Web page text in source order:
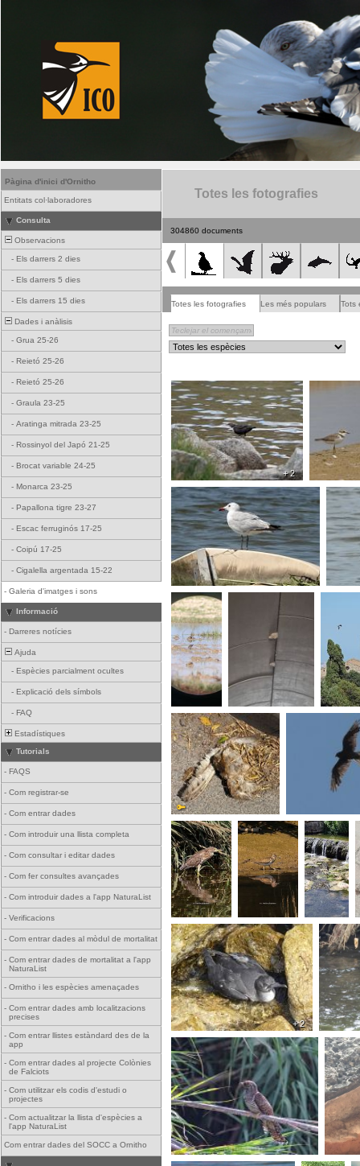
Pàgina d'inici d'Ornitho
Entitats col·laboradores
Consulta
Observacions
- Els darrers 2 dies
- Els darrers 5 dies
- Els darrers 15 dies
Dades i anàlisis
- Grua 25-26
- Reietó 25-26
- Reietó 25-26
- Graula 23-25
- Aratinga mitrada 23-25
- Rossinyol del Japó 21-25
- Brocat variable 24-25
- Monarca 23-25
- Papallona tigre 23-27
- Escac ferruginós 17-25
- Coipú 17-25
- Cigalella argentada 15-22
- Galeria d'imatges i sons
Informació
- Darreres notícies
Ajuda
- Espècies parcialment ocultes
- Explicació dels símbols
- FAQ
Estadístiques
Tutorials
- FAQS
- Com registrar-se
- Com entrar dades
- Com introduir una llista completa
- Com consultar i editar dades
- Com fer consultes avançades
- Com introduir dades a l'app NaturaList
- Verificacions
- Com entrar dades al mòdul de mortalitat
- Com entrar dades de mortalitat a l'app
NaturaList
- Ornitho i les espècies amenaçades
- Com entrar dades amb localitzacions
precises
- Com entrar llistes estàndard des de la
app
- Com entrar dades al projecte Colònies
de Falciots
- Com utilitzar els codis d'estudi o
projectes
- Com actualitzar la llista d'espècies a
l'app NaturaList
Com entrar dades del SOCC a Ornitho
Totes les fotografies
304860 documents
Totes les fotografies Les més populars Tots
+ 2
+ 2